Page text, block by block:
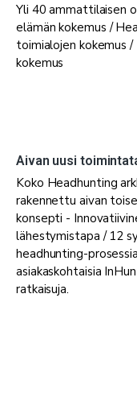
Yli 40 ammattilaisen
elämän kokemus /
toimialojen kokemus /
kokemus
Aivan uusi
Koko Headhunting
rakennettu aivan
konsepti -
lähestymistapa / 12
headhunting-
asiakaskohtaisia
ratkaisuja.